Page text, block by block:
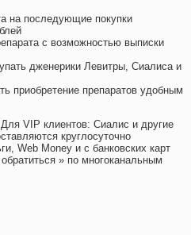
на последующие покупки
с возможностью выписки
дженерики Левитры, Сиалиса и
приобретение препаратов удобным
VIP клиентов: Сиалис и другие
круглосуточно
Web Money и с банковских карт
» по многоканальным